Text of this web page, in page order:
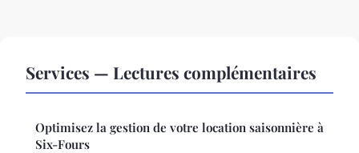
Services — Lectures complémentaires
Optimisez la gestion de votre location saisonnière à
Six-Fours